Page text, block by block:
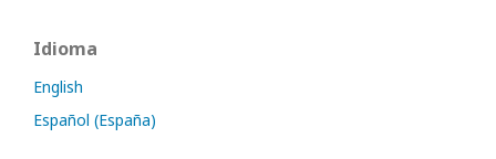
Idioma
English
Español (España)